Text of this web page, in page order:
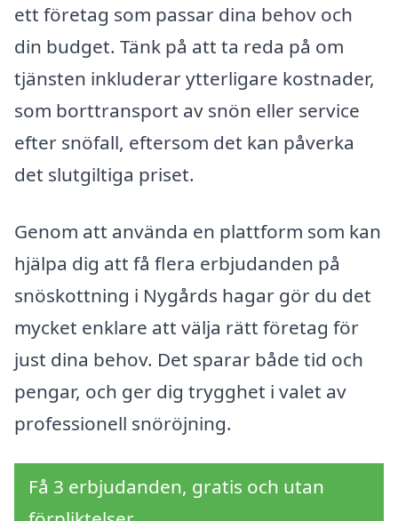
ett företag som passar dina behov och
din budget. Tänk på att ta reda på om
tjänsten inkluderar ytterligare kostnader,
som borttransport av snön eller service
efter snöfall, eftersom det kan påverka
det slutgiltiga priset.
Genom att använda en plattform som kan
hjälpa dig att få flera erbjudanden på
snöskottning i Nygårds hagar gör du det
mycket enklare att välja rätt företag för
just dina behov. Det sparar både tid och
pengar, och ger dig trygghet i valet av
professionell snöröjning.
Få 3 erbjudanden, gratis och utan